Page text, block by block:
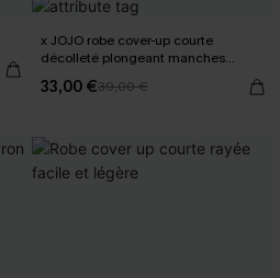
x JOJO robe cover-up courte
décolleté plongeant manches
33,00 €39,00 €